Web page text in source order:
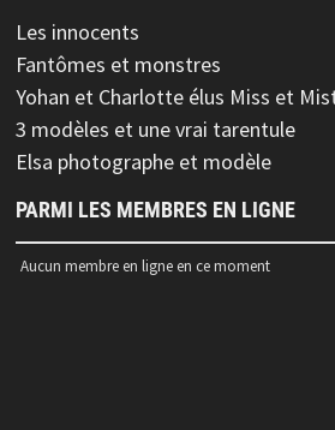
Les innocents
Fantômes et monstres
Yohan et Charlotte élus Miss et
3 modèles et une vrai tarentule
Elsa photographe et modèle
PARMI LES MEMBRES EN LIGNE
Aucun membre en ligne en ce moment